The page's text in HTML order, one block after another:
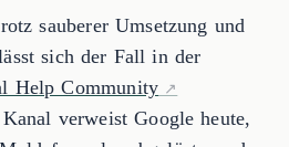
sauberer Umsetzung und
sich der Fall in der
Help Community
verweist Google heute,